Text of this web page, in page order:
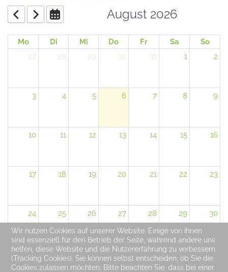
August 2026
Mo Di Mi Do Fr Sa
So
27
28 29 30 31 1 2
3 4 5 6 7 8 9
10 11 12 13 14 15 16
17 18 19 20 21 22 23
24 25 26 27 28 29 30
31 1 2 3 4 5 6
Wir nutzen Cookies auf unserer Website. Einige von ihnen
sind essenziell für den Betrieb der Seite, während andere uns
helfen, diese Website und die Nutzererfahrung zu verbessern
(Tracking Cookies). Sie können selbst entscheiden, ob Sie die
Cookies zulassen möchten. Bitte beachten Sie, dass bei einer